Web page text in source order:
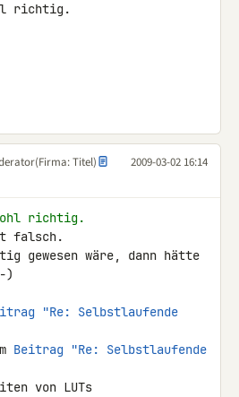
richtig.
(Firma: Titel)
2009-03-02 16:14
richtig.
falsch.
gewesen wäre, dann hätte
)
"Re: Selbstlaufende
Beitrag "Re: Selbstlaufende
von LUTs